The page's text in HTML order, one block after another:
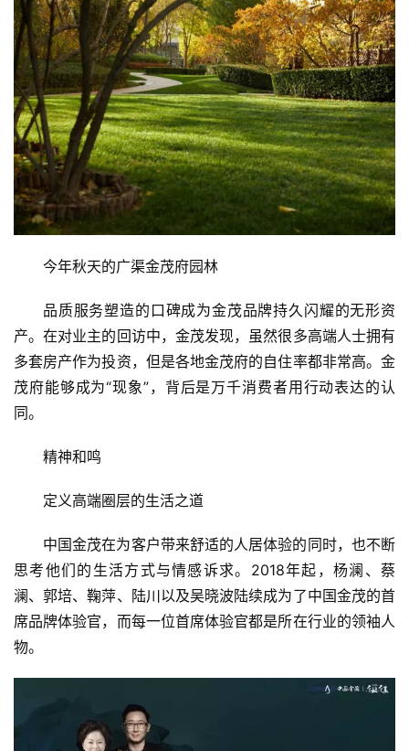
首
页
新
今年秋天的广渠金茂府园林
品质服务塑造的口碑成为金茂品牌持久闪耀的无形资
产。在对业主的回访中，金茂发现，虽然很多高端人士拥有
多套房产作为投资，但是各地金茂府的自住率都非常高。金
茂府能够成为“现象”，背后是万千消费者用行动表达的认
同。
精神和鸣
定义高端圈层的生活之道
中国金茂在为客户带来舒适的人居体验的同时，也不断
思考他们的生活方式与情感诉求。2018年起，杨澜、蔡
澜、郭培、鞠萍、陆川以及吴晓波陆续成为了中国金茂的首
席品牌体验官，而每一位首席体验官都是所在行业的领袖人
物。